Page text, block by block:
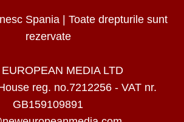
Spania | Toate drepturile sunt
rezervate
MEDIA LTD
reg. no.7212256 - VAT nr.
GB159109891